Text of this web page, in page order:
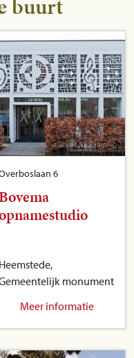
buurt
6
Heemstede,
monument
Meer informatie